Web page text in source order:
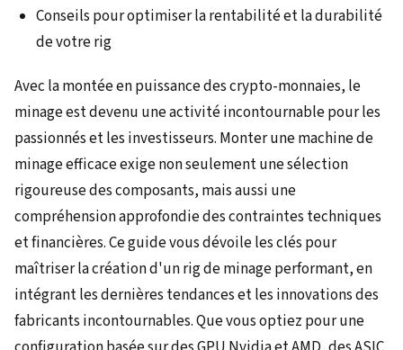
Conseils pour optimiser la rentabilité et la durabilité
de votre rig
Avec la montée en puissance des crypto-monnaies, le
minage est devenu une activité incontournable pour les
passionnés et les investisseurs. Monter une machine de
minage efficace exige non seulement une sélection
rigoureuse des composants, mais aussi une
compréhension approfondie des contraintes techniques
et financières. Ce guide vous dévoile les clés pour
maîtriser la création d'un rig de minage performant, en
intégrant les dernières tendances et les innovations des
fabricants incontournables. Que vous optiez pour une